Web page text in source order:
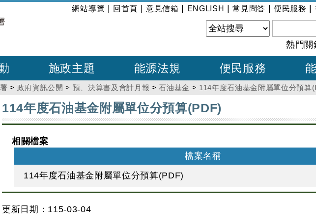
:::
網站導覽 回首頁 意見信箱 ENGLISH |常見問答 便民服務
熱門關
施政主題 能源法規 便民服務
> 政府資訊公開 > 預、決算書及會計月報 >石油基金 > 114年度石油基金附屬單位分預算
114年度石油基金附屬單位分預算(PDF)
相關檔案
檔案名稱
114年度石油基金附屬單位分預算(PDF)
更新日期：115-03-04